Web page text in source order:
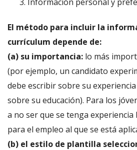
El método para incluir la
currículum depende de:
(a) su importancia: lo más
(por ejemplo, un candidato
debe escribir sobre su
sobre su educación). Para los
a no ser que se tenga
para el empleo al que se está
(b) el estilo de plantilla